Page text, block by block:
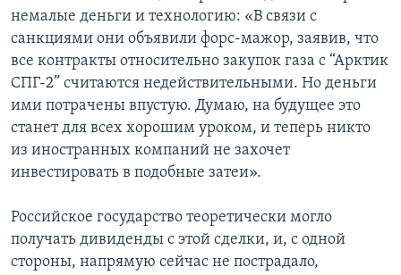
немалые деньги и технологию: «В связи с
санкциями они объявили форс-мажор, заявив, что
все контракты относительно закупок газа с “Арктик
СПГ-2” считаются недействительными. Но деньги
ими потрачены впустую. Думаю, на будущее это
станет для всех хорошим уроком, и теперь никто
из иностранных компаний не захочет
инвестировать в подобные затеи».
Российское государство теоретически могло
получать дивиденды с этой сделки, и, с одной
стороны, напрямую сейчас не пострадало,